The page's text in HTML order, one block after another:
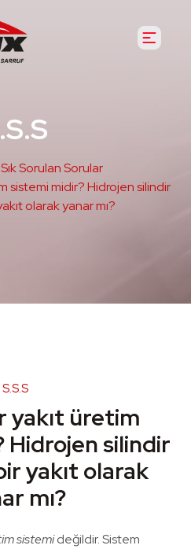
Sık Sorulan Sorular
sistemi midir? Hidrojen silindir
olarak yanar mı?
S.S.S
yakıt üretim
Hidrojen silindir
yakıt olarak
mı?
sistemideğildir. Sistem